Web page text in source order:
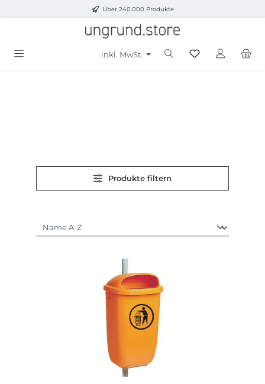
Zum Hauptinhalt springenÜber 240.000 Produkte
inkl. MwSt.
Produkte filtern